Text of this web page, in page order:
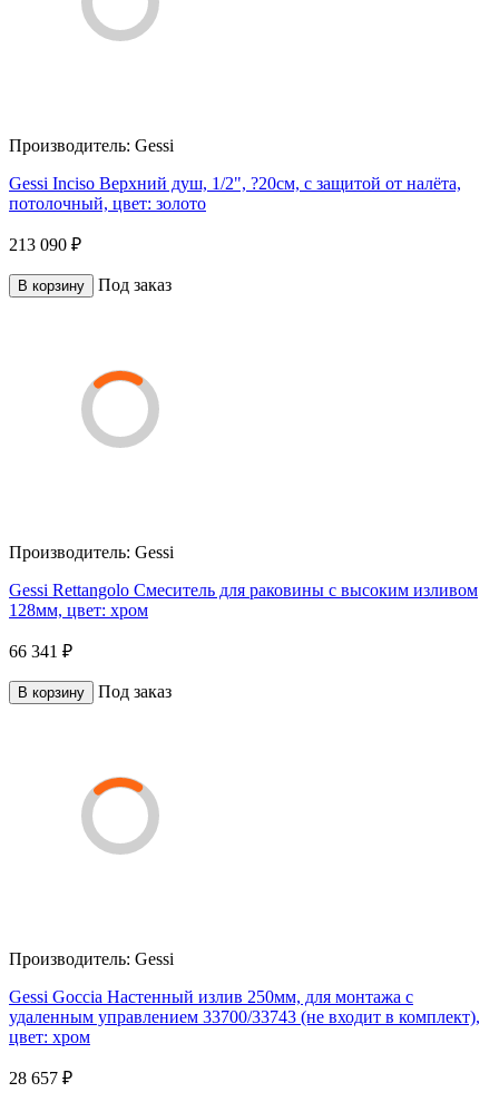
Производитель: Gessi
Gessi Inciso Верхний душ, 1/2", ?20см, с защитой от налёта,
потолочный, цвет: золото
213 090 ₽
В корзину Под заказ
Производитель: Gessi
Gessi Rettangolo Смеситель для раковины с высоким изливом
128мм, цвет: хром
66 341 ₽
В корзину Под заказ
Производитель: Gessi
Gessi Goccia Настенный излив 250мм, для монтажа с
удаленным управлением 33700/33743 (не входит в комплект),
цвет: хром
28 657 ₽